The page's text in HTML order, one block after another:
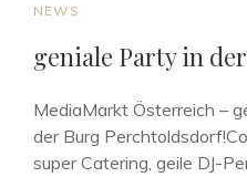
CAT
NEWS
geniale Party in
MediaMarkt Österreich –
der Burg
super Catering, geile DJ-